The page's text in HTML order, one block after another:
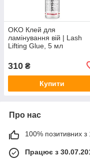
OKO Клей для
ламінування вій | Lash
Lifting Glue, 5 мл
310 ₴
Купити
Про нас
100% позитивних з
Працює з